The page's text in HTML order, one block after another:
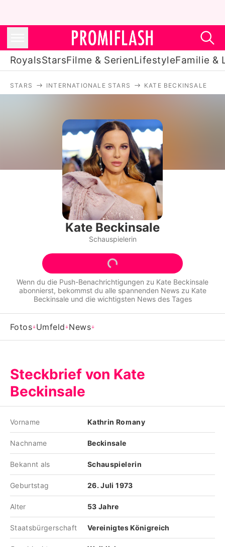
RoyalsStarsFilme & SerienLifestyleFamilie &
Filme & Serien
Lifestyle
Familie & Liebe
Promiflash Exklusiv
Alle Themen auf Promiflash
Jobs
App runterladen
Team
Impressum
Nutzungsbedingungen
Utiq verwalten
STARS INTERNATIONALE STARS KATE BECKINSALE
Kate Beckinsale
Schauspielerin
Wenn du die Push-Benachrichtigungen zu Kate Beckinsale
abonnierst, bekommst du alle spannenden News zu Kate
Beckinsaleund die wichtigsten News des Tages
Fotos Umfeld News
Steckbrief von Kate
Beckinsale
Vorname Kathrin Romany
Nachname Beckinsale
Bekannt als Schauspielerin
Geburtstag 26. Juli 1973
Alter 53 Jahre
Staatsbürgerschaft Vereinigtes Königreich